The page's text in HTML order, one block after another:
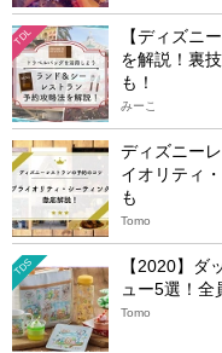
TDL
【ディズニ
を解説！裏
も！
みーこ
ディズニー
イオリティ
も
Tomo
TDS
【2020】ダ
ュー5選！全
Tomo